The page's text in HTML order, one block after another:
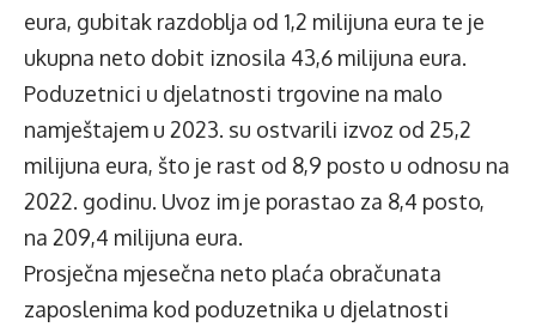
eura, gubitak razdoblja od 1,2 milijuna eura te je
ukupna neto dobit iznosila 43,6 milijuna eura.
Poduzetnici u djelatnosti trgovine na malo
namještajem u 2023. su ostvarili izvoz od 25,2
milijuna eura, što je rast od 8,9 posto u odnosu na
2022. godinu. Uvoz im je porastao za 8,4 posto,
na 209,4 milijuna eura.
Prosječna mjesečna neto plaća obračunata
zaposlenima kod poduzetnika u djelatnosti